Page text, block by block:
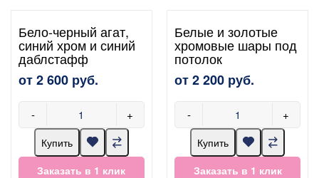
Бело-черный агат,
синий хром и синий
даблстафф
от 2 600 руб.
- +
Купить
Заказать в 1 клик
Белые и золотые
хромовые шары под
потолок
от 2 200 руб.
- +
Купить
Заказать в 1 клик